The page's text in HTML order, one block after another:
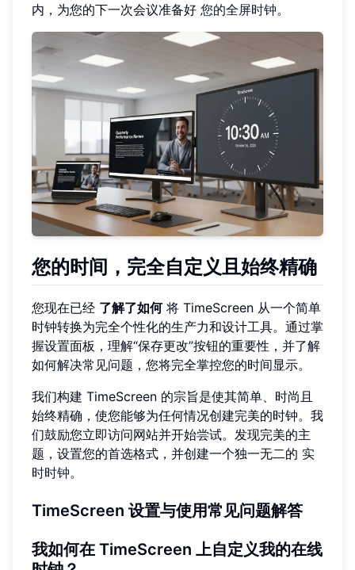
内，为您的下一次会议准备好 您的全屏时钟。
您的时间，完全自定义且始终精确
您现在已经 了解了如何将 TimeScreen 从一个简单
时钟转换为完全个性化的生产力和设计工具。通过掌
握设置面板，理解“保存更改”按钮的重要性，并了解
如何解决常见问题，您将完全掌控您的时间显示。
我们构建 TimeScreen 的宗旨是使其简单、时尚且
始终精确，使您能够为任何情况创建完美的时钟。我
们鼓励您立即访问网站并开始尝试。发现完美的主
题，设置您的首选格式，并创建一个独一无二的 实
时时钟。
TimeScreen 设置与使用常见问题解答
我如何在 TimeScreen 上自定义我的在线